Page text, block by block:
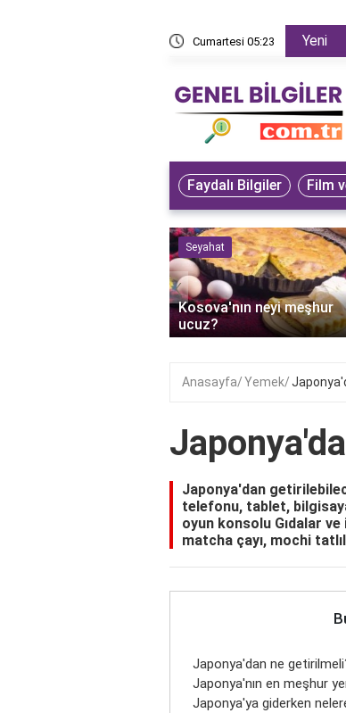
Cumartesi 05:23 Yeni
Faydalı Bilgiler Film
Seyahat
Kosova'nın neyi meşhur
ucuz?
‹
Anasayfa Yemek
Japonya'dan
telefonu, tablet,
oyun konsolu Gıdalar
matcha çayı, mochi
Japonya'dan ne
Japonya'nın en meşhur
Japonya'ya giderken